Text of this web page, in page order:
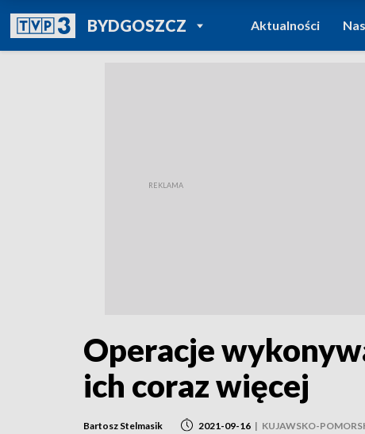
BYDGOSZCZPOWRÓT DO
TVP REGIONY
Aktualności
Operacje
ich coraz więcej
Bartosz Stelmasik 2021-09-16 | KUJAWSKO-